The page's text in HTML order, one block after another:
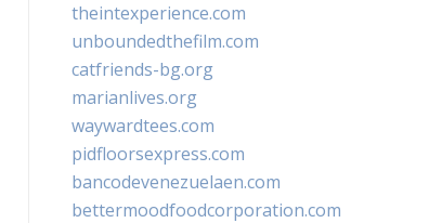
theintexperience.com
unboundedthefilm.com
catfriends-bg.org
marianlives.org
waywardtees.com
pidfloorsexpress.com
bancodevenezuelaen.com
bettermoodfoodcorporation.com